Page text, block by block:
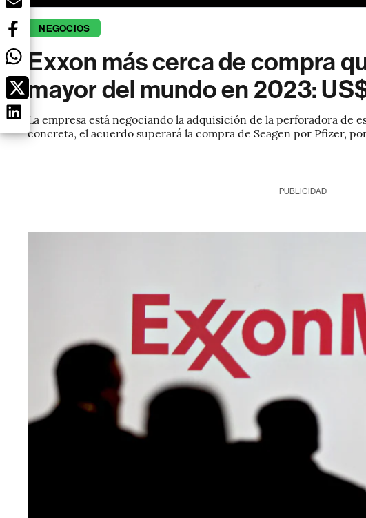
NEGOCIOS
Exxon más cerca de compra
mayor del mundo en 2023:
La empresa está negociando la adquisición de la perforadora de
concreta, el acuerdo superará la compra de Seagen por Pfizer,
PUBLICIDAD